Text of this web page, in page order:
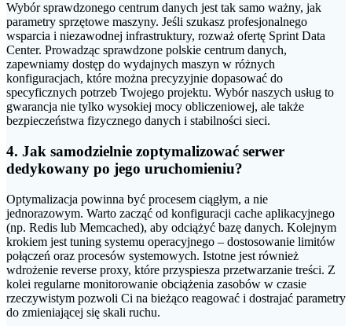
Wybór sprawdzonego centrum danych jest tak samo ważny, jak
parametry sprzętowe maszyny. Jeśli szukasz profesjonalnego
wsparcia i niezawodnej infrastruktury, rozważ ofertę Sprint Data
Center. Prowadząc sprawdzone polskie centrum danych,
zapewniamy dostęp do wydajnych maszyn w różnych
konfiguracjach, które można precyzyjnie dopasować do
specyficznych potrzeb Twojego projektu. Wybór naszych usług to
gwarancja nie tylko wysokiej mocy obliczeniowej, ale także
bezpieczeństwa fizycznego danych i stabilności sieci.
4. Jak samodzielnie zoptymalizować serwer
dedykowany po jego uruchomieniu?
Optymalizacja powinna być procesem ciągłym, a nie
jednorazowym. Warto zacząć od konfiguracji cache aplikacyjnego
(np. Redis lub Memcached), aby odciążyć bazę danych. Kolejnym
krokiem jest tuning systemu operacyjnego – dostosowanie limitów
połączeń oraz procesów systemowych. Istotne jest również
wdrożenie reverse proxy, które przyspiesza przetwarzanie treści. Z
kolei regularne monitorowanie obciążenia zasobów w czasie
rzeczywistym pozwoli Ci na bieżąco reagować i dostrajać parametry
do zmieniającej się skali ruchu.